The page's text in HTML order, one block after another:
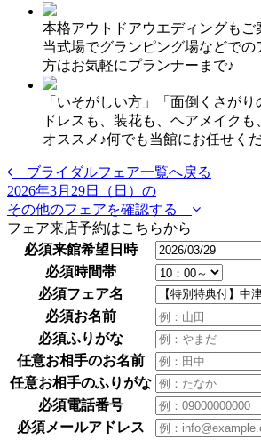
本格アウトドアウエディングもご
当式場でグランピング場などで
方はお気軽にプランナーまで♪
「いそがしい方」「面倒くさがり
ドレスも、装花も、ヘアメイク
オススメ♪何でも当館にお任せく
ブライダルフェア一覧へ戻る
2026年3月29日（日）の
その他のフェアを確認する
フェア来店予約はこちらから
必須来館希望日時
必須時間帯
必須フェア名
必須お名前
必須ふりがな
任意お相手のお名前
任意お相手のふりがな
必須電話番号
必須メールアドレス